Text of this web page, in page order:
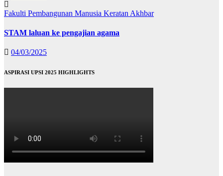
Fakulti Pembangunan Manusia Keratan Akhbar
STAM laluan ke pengajian agama
04/03/2025
ASPIRASI UPSI 2025 HIGHLIGHTS